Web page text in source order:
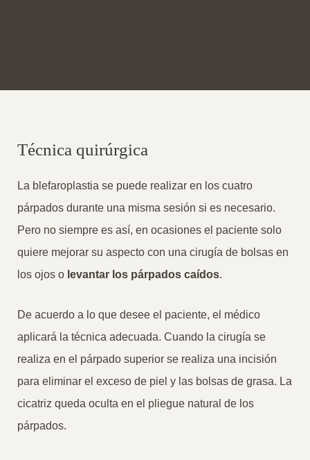
Técnica quirúrgica
La blefaroplastia se puede realizar en los cuatro
párpados durante una misma sesión si es necesario.
Pero no siempre es así, en ocasiones el paciente solo
quiere mejorar su aspecto con una cirugía de bolsas en
los ojos o levantar los párpados caídos.
De acuerdo a lo que desee el paciente, el médico
aplicará la técnica adecuada. Cuando la cirugía se
realiza en el párpado superior se realiza una incisión
para eliminar el exceso de piel y las bolsas de grasa. La
cicatriz queda oculta en el pliegue natural de los
párpados.